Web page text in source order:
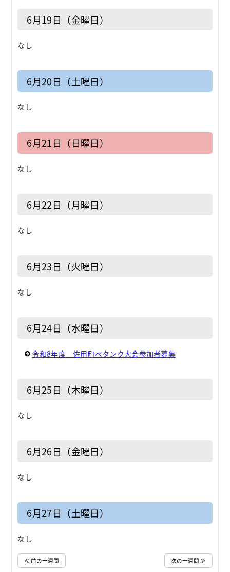
6月19日（金曜日）
なし
6月20日（土曜日）
なし
6月21日（日曜日）
なし
6月22日（月曜日）
なし
6月23日（火曜日）
なし
6月24日（水曜日）
令和8年度 佐用町ペタンク大会参加者募集
6月25日（木曜日）
なし
6月26日（金曜日）
なし
6月27日（土曜日）
なし
≪ 前の一週間 次の一週間 ≫